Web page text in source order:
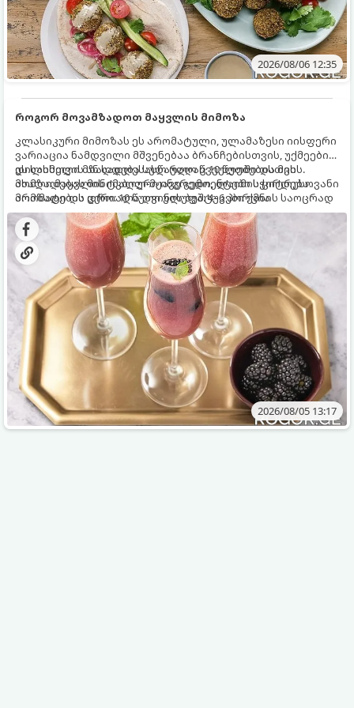
2026/08/06 12:35
როგორ მოვამზადოთ მაყვლის მიმოზა
კლასიკური მიმოზას ეს არომატული, ულამაზესი იისფერი
ვარიაცია ნამდვილი მშვენებაა ბრანჩებისთვის, უქმეების
დილისთვის ან სადღესასწაულო წვეულებებისთვის.
ახალი მაყვლის ტკბილ-მჟავე გემო, ლაიმის ციტრუსოვანი
არომატი და ცქრიალა ღვინის ბუშტუკები ქმნის საოცრად
დახვეწილ და მაგრილებელ კოქტეილს.
ეს სასმელი მზადდება სულ რაღაც 10 წუთში და მის
მომზადებას მინიმალური ინგრედიენტები სჭირდება.
მომზადების დრო: 10 წუთი ულუფა: 4–6 პორცია
2026/08/05 13:17